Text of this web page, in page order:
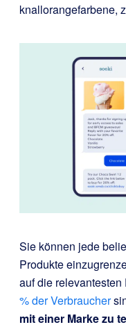
knallorangefarbene,
Sie können jede
Produkte
auf die
% der Verbraucher
mit einer Marke zu